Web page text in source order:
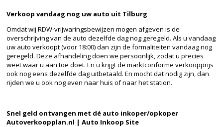
Verkoop vandaag nog uw auto uit Tilburg
Omdat wij RDW-vrijwaringsbewijzen mogen afgeven is de
overschrijving van de auto dezelfde dag nog geregeld. Als u vandaag
uw auto verkoopt (voor 18:00) dan zijn de formaliteiten vandaag nog
geregeld. Deze afhandeling doen we persoonlijk, zodat u precies
weet waar u aan toe doet. En u krijgt de marktconforme verkoopprijs
ook nog eens dezelfde dag uitbetaald. En mocht dat nodig zijn, dan
rijden we u ook nog even naar huis of naar het station.
Snel geld ontvangen met dé auto inkoper/opkoper
Autoverkoopplan.nl | Auto Inkoop Site